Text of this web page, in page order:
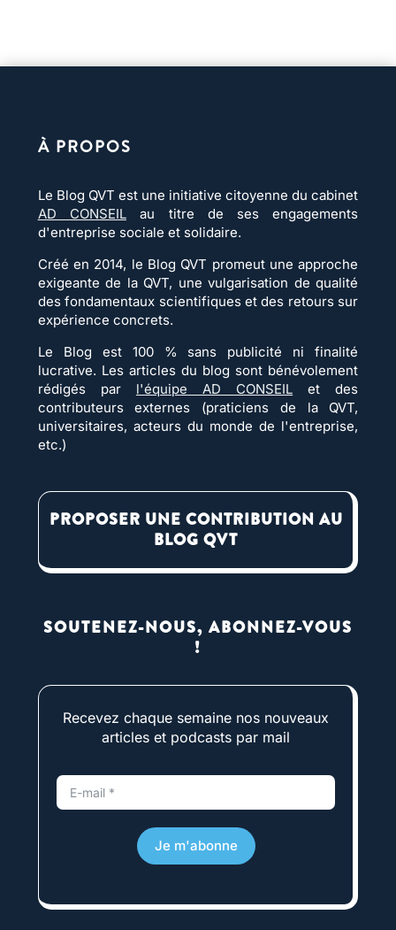
À PROPOS
Le Blog QVT est une initiative citoyenne du cabinet
AD CONSEILau titre de ses engagements
d'entreprise sociale et solidaire.
Créé en 2014, le Blog QVT promeut une approche
exigeante de la QVT, une vulgarisation de qualité
des fondamentaux scientifiques et des retours sur
expérience concrets.
Le Blog est 100 % sans publicité ni finalité
lucrative. Les articles du blog sont bénévolement
rédigés par l'équipe AD CONSEIL et des
contributeurs externes (praticiens de la QVT,
universitaires, acteurs du monde de l'entreprise,
etc.)
PROPOSER UNE CONTRIBUTION AU
BLOG QVT
SOUTENEZ-NOUS, ABONNEZ-VOUS
!
Recevez chaque semaine nos nouveaux
articles et podcasts par mail
Je m'abonne